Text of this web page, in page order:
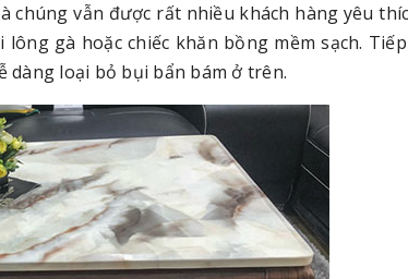
chúng vẫn được rất nhiều khách hàng yêu
gà hoặc chiếc khăn bồng mềm sạch.
dàng loại bỏ bụi bẩn bám ở trên.